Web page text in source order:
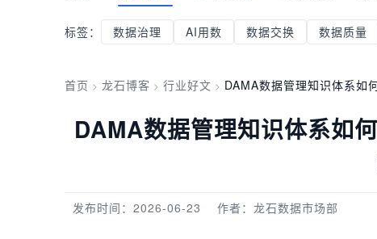
标签： 数据治理 AI用数 数据交换 数据质量
首页 > 龙石博客 > 行业好文 > DAMA数据管理知识体系如
DAMA数据管理知识体系如
发布时间：2026-06-23 作者：龙石数据市场部